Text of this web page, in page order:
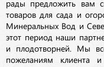
рады предложить вам
товаров для сада и
Минеральных Вод и
этот период наши
и плодотворней. Мы
пожеланиям клиента и